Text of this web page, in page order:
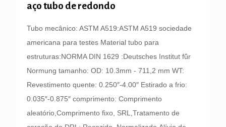
aço tubo de redondo
Tubo mecânico: ASTM A519:ASTM A519 sociedade
americana para testes Material tubo para
estruturas:NORMA DIN 1629 :Deutsches Institut fǖr
Normung tamanho: OD: 10.3mm - 711,2 mm WT:
Revestimento quente: 0.250″-4.00″ Estirado a frio:
0.035″-0.875″ comprimento: Comprimento
aleatório,Comprimento fixo, SRL,Tratamento de